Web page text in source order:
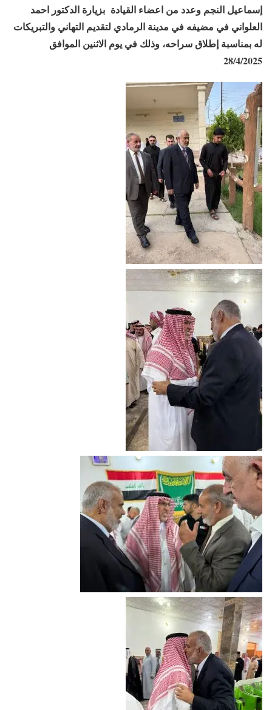
إسماعيل النجم وعدد من اعضاء القيادة بزيارة الدكتور احمد
العلواني في مضيفه في مدينة الرمادي لتقديم التهاني والتبريكات
له بمناسبة إطلاق سراحه، وذلك في يوم الاثنين الموافق
28/4/2025